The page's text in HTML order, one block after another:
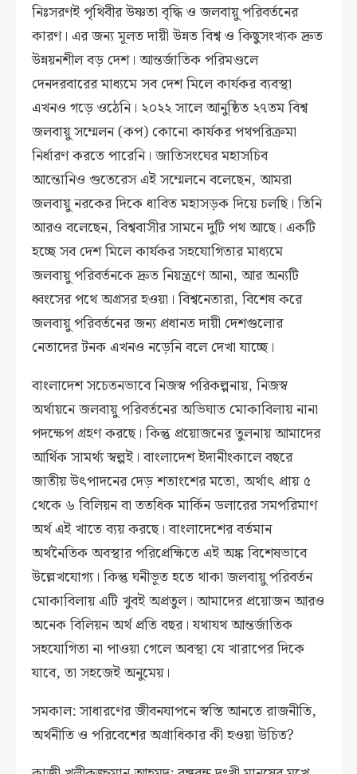
নিঃসরণই পৃথিবীর উষ্ণতা বৃদ্ধি ও জলবায়ু পরিবর্তনের
কারণ। এর জন্য মূলত দায়ী উন্নত বিশ্ব ও কিছুসংখ্যক দ্রুত
উন্নয়নশীল বড় দেশ। আন্তর্জাতিক পরিমণ্ডলে
দেনদরবারের মাধ্যমে সব দেশ মিলে কার্যকর ব্যবস্থা
এখনও গড়ে ওঠেনি। ২০২২ সালে আনুষ্ঠিত ২৭তম বিশ্ব
জলবায়ু সম্মেলন (কপ) কোনো কার্যকর পথপরিক্রমা
নির্ধারণ করতে পারেনি। জাতিসংঘের মহাসচিব
আন্তোনিও গুতেরেস এই সম্মেলনে বলেছেন, আমরা
জলবায়ু নরকের দিকে ধাবিত মহাসড়ক দিয়ে চলছি। তিনি
আরও বলেছেন, বিশ্ববাসীর সামনে দুটি পথ আছে। একটি
হচ্ছে সব দেশ মিলে কার্যকর সহযোগিতার মাধ্যমে
জলবায়ু পরিবর্তনকে দ্রুত নিয়ন্ত্রণে আনা, আর অন্যটি
ধ্বংসের পথে অগ্রসর হওয়া। বিশ্বনেতারা, বিশেষ করে
জলবায়ু পরিবর্তনের জন্য প্রধানত দায়ী দেশগুলোর
নেতাদের টনক এখনও নড়েনি বলে দেখা যাচ্ছে।
বাংলাদেশ সচেতনভাবে নিজস্ব পরিকল্পনায়, নিজস্ব
অর্থায়নে জলবায়ু পরিবর্তনের অভিঘাত মোকাবিলায় নানা
পদক্ষেপ গ্রহণ করছে। কিন্তু প্রয়োজনের তুলনায় আমাদের
আর্থিক সামর্থ্য স্বল্পই। বাংলাদেশ ইদানীংকালে বছরে
জাতীয় উৎপাদনের দেড় শতাংশের মতো, অর্থাৎ প্রায় ৫
থেকে ৬ বিলিয়ন বা ততধিক মার্কিন ডলারের সমপরিমাণ
অর্থ এই খাতে ব্যয় করছে। বাংলাদেশের বর্তমান
অর্থনৈতিক অবস্থার পরিপ্রেক্ষিতে এই অঙ্ক বিশেষভাবে
উল্লেখযোগ্য। কিন্তু ঘনীভূত হতে থাকা জলবায়ু পরিবর্তন
মোকাবিলায় এটি খুবই অপ্রতুল। আমাদের প্রয়োজন আরও
অনেক বিলিয়ন অর্থ প্রতি বছর। যথাযথ আন্তর্জাতিক
সহযোগিতা না পাওয়া গেলে অবস্থা যে খারাপের দিকে
যাবে, তা সহজেই অনুমেয়।
সমকাল: সাধারণের জীবনযাপনে স্বস্তি আনতে রাজনীতি,
অর্থনীতি ও পরিবেশের অগ্রাধিকার কী হওয়া উচিত?